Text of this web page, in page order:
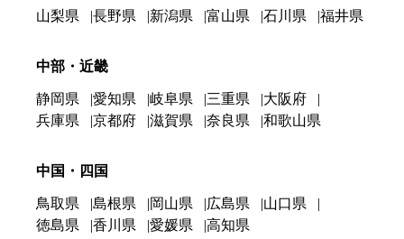
山梨県 長野県 新潟県 富山県 石川県 福井県
中部・近畿
静岡県 愛知県 岐阜県 三重県
大阪府
兵庫県
京都府 滋賀県 奈良県 和歌山県
中国・四国
鳥取県 島根県 岡山県 広島県
山口県
徳島県
香川県 愛媛県 高知県